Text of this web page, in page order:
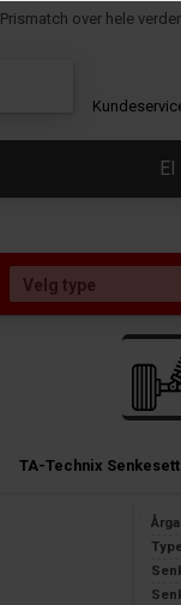
Prismatch over hele
TA-Technix